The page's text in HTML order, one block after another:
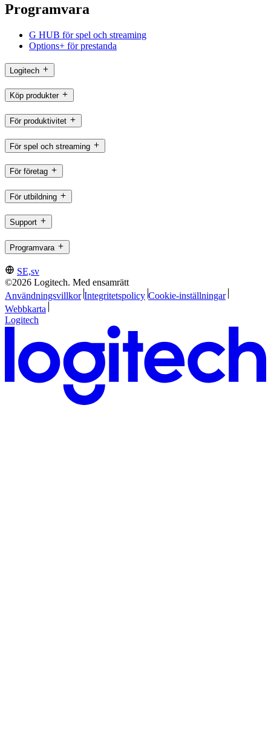
Programvara
G HUB för spel och streaming
Options+ för prestanda
Logitech
Köp produkter
För produktivitet
För spel och streaming
För företag
För utbildning
Support
Programvara
SE,sv
©2026 Logitech. Med ensamrätt
Användningsvillkor Integritetspolicy Cookie-inställningar
Webbkarta
Logitech